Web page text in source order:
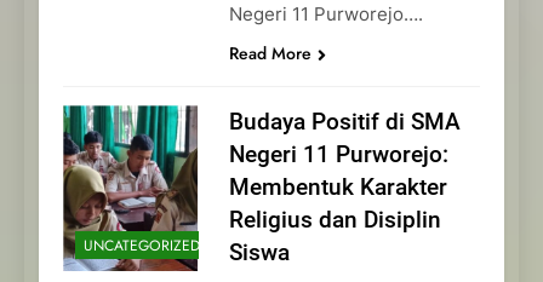
Negeri 11 Purworejo….
Read More
UNCATEGORIZED
Budaya Positif di SMA
Negeri 11 Purworejo:
Membentuk Karakter
Religius dan Disiplin
Siswa